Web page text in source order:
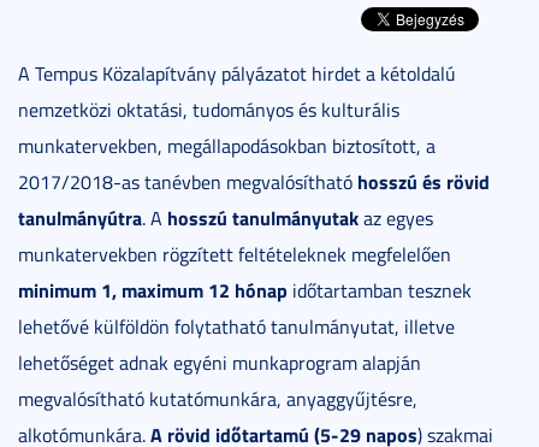
A Tempus Közalapítvány pályázatot hirdet a kétoldalú
nemzetközi oktatási, tudományos és kulturális
munkatervekben, megállapodásokban biztosított, a
2017/2018-as tanévben megvalósítható hosszú és rövid
tanulmányútra. A hosszú tanulmányutakaz egyes
munkatervekben rögzített feltételeknek megfelelően
minimum 1, maximum 12 hónap időtartamban tesznek
lehetővé külföldön folytatható tanulmányutat, illetve
lehetőséget adnak egyéni munkaprogram alapján
megvalósítható kutatómunkára, anyaggyűjtésre,
alkotómunkára.A rövid időtartamú (5-29 napos) szakmai